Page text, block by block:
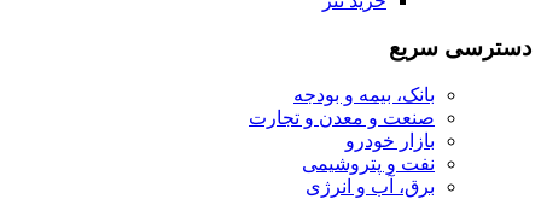
دسترسی سریع
بانک، بیمه و بودجه
صنعت و معدن و تجارت
بازار خودرو
نفت و پتروشیمی
برق، آب و انرژی